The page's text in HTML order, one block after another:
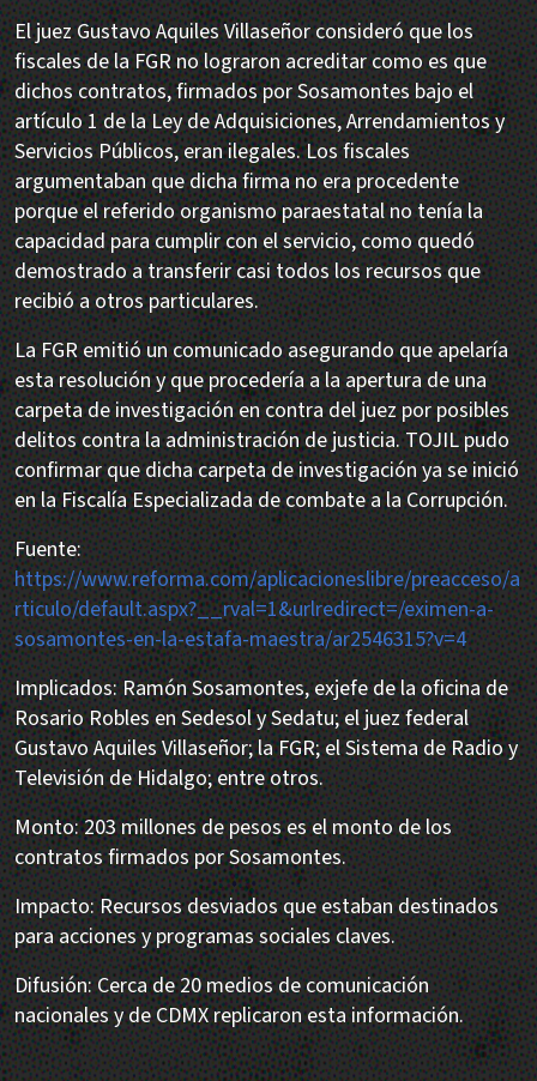
El juez Gustavo Aquiles Villaseñor consideró que los
fiscales de la FGR no lograron acreditar como es que
dichos contratos, firmados por Sosamontes bajo el
artículo 1 de la Ley de Adquisiciones, Arrendamientos y
Servicios Públicos, eran ilegales. Los fiscales
argumentaban que dicha firma no era procedente
porque el referido organismo paraestatal no tenía la
capacidad para cumplir con el servicio, como quedó
demostrado a transferir casi todos los recursos que
recibió a otros particulares.
La FGR emitió un comunicado asegurando que apelaría
esta resolución y que procedería a la apertura de una
carpeta de investigación en contra del juez por posibles
delitos contra la administración de justicia. TOJIL pudo
confirmar que dicha carpeta de investigación ya se inició
en la Fiscalía Especializada de combate a la Corrupción.
Fuente:
https://www.reforma.com/aplicacioneslibre/preacceso/a
rticulo/default.aspx?__rval=1&urlredirect=/eximen-a-
sosamontes-en-la-estafa-maestra/ar2546315?v=4
Implicados: Ramón Sosamontes, exjefe de la oficina de
Rosario Robles en Sedesol y Sedatu; el juez federal
Gustavo Aquiles Villaseñor; la FGR; el Sistema de Radio y
Televisión de Hidalgo; entre otros.
Monto: 203 millones de pesos es el monto de los
contratos firmados por Sosamontes.
Impacto: Recursos desviados que estaban destinados
para acciones y programas sociales claves.
Difusión: Cerca de 20 medios de comunicación
nacionales y de CDMX replicaron esta información.